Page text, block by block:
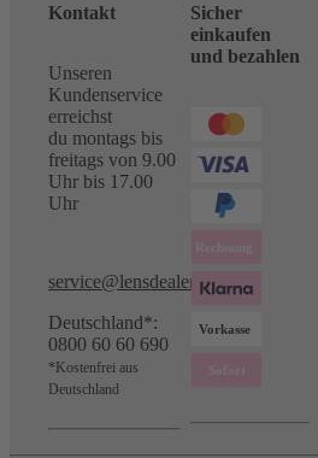
Kontakt
Unseren
Kundenservice
erreichst
du montags bis
freitags von 9.00
Uhr bis 17.00
Uhr
service@lensdealer.com
Deutschland*:
0800 60 60 690
*Kostenfrei aus
Deutschland
Sicher
einkaufen
und bezahlen